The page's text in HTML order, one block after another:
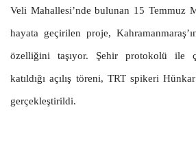
Veli Mahallesi’nde bulunan 15 Temmuz
hayata geçirilen proje,
özelliğini taşıyor. Şehir protokolü ile
katıldığı açılış töreni, TRT spikeri
gerçekleştirildi.